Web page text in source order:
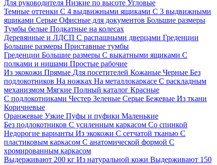
Для руководителя Низкие по высоте Угловые
Темные оттенки С 4 выдвижными ящиками С 3 выдвижными
ящиками Серые Офисные для документов Большие размеры
Тумбы белые Подкатные на колесах
Деревянные и ЛДСП С распашными дверцами Греденции
Большие размеры Приставные тумбы
Греденции Большие размеры С выкатными ящиками С
полками и нишами Простые рабочие
Из экокожи Прямые Для посетителей Кожаные Черные Без
подлокотников На ножках На металлокаркасе С раскладным
механизмом Мягкие Полный каталог Красные
С подлокотниками Честер Зеленые Серые Бежевые Из ткани
Коричневые
Оранжевые Узкие Пуфы и пуфики Маленькие
Без подлокотников С усиленным каркасом Со спинкой
Недорогие варианты Из экокожи С сетчатой тканью С
пластиковым каркасом С анатомической формой С
хромированным каркасом
Выдерживают 200 кг Из натуральной кожи Выдерживают 150